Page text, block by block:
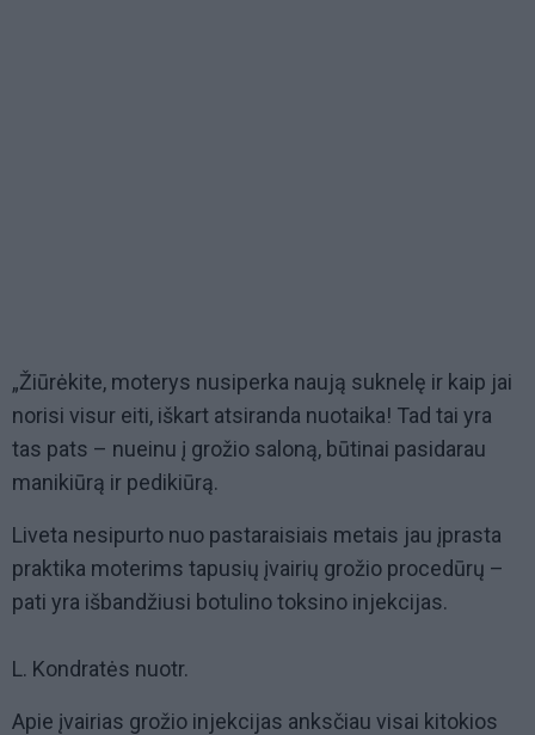
„Žiūrėkite, moterys nusiperka naują suknelę ir kaip jai
norisi visur eiti, iškart atsiranda nuotaika! Tad tai yra
tas pats – nueinu į grožio saloną, būtinai pasidarau
manikiūrą ir pedikiūrą.
Liveta nesipurto nuo pastaraisiais metais jau įprasta
praktika moterims tapusių įvairių grožio procedūrų –
pati yra išbandžiusi botulino toksino injekcijas.
L. Kondratės nuotr.
Apie įvairias grožio injekcijas anksčiau visai kitokios